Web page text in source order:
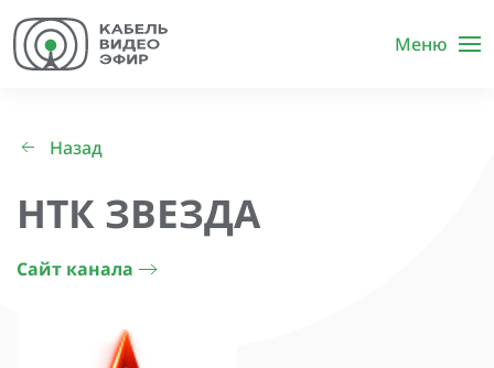
Меню
Назад
НТК ЗВЕЗДА
Сайт канала